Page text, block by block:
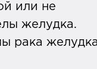
или не
желудка.
рака